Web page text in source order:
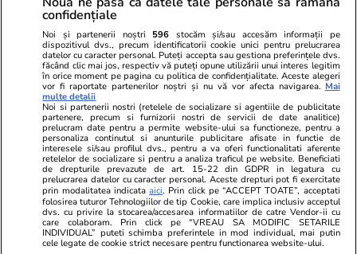
psiholog: „Discuția despre
substanțe nu trebuie să fie un
eveniment unic, ci un dialog
continuu”
Știri România 11 iul.
Val de procese câștigate de
ceferiști: Instanțele obligă la
recalcularea pensiilor pentru
condiții speciale de muncă la
confidențiale
Noi și partenerii noștri 596 stocăm și/sau accesăm informații pe
dispozitivul dvs., precum identificatorii cookie unici pentru prelucrarea
datelor cu caracter personal. Puteți accepta sau gestiona preferințele dvs.
făcând clic mai jos, respectiv vă puteți opune utilizării unui interes legitim
în orice moment pe pagina cu politica de confidențialitate. Aceste alegeri
vor fi raportate partenerilor noștri și nu vă vor afecta navigarea. Mai
multe detalii
Noi si partenerii nostri (retelele de socializare si agentiile de publicitate
partenere, precum si furnizorii nostri de servicii de date analitice)
prelucram date pentru a permite website-ului sa functioneze, pentru a
personaliza continutul si anunturile publicitare afisate in functie de
interesele si/sau profilul dvs., pentru a va oferi functionalitati aferente
retelelor de socializare si pentru a analiza traficul pe website. Beneficiati
de drepturile prevazute de art. 15-22 din GDPR in legatura cu
prelucrarea datelor cu caracter personal. Aceste drepturi pot fi exercitate
prin modalitatea indicataaici. Prin click pe “ACCEPT TOATE”, acceptati
folosirea tuturor Tehnologiilor de tip Cookie, care implica inclusiv acceptul
dvs. cu privire la stocarea/accesarea informatiilor de catre Vendor-ii cu
care colaboram. Prin click pe “VREAU SA MODIFIC SETARILE
INDIVIDUAL” puteti schimba preferintele in mod individual, mai putin
cele legate de cookie strict necesare pentru functionarea website-ului.